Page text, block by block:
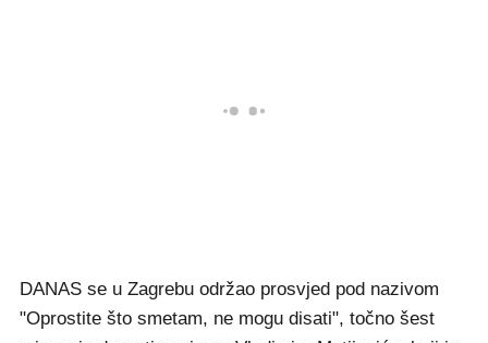
DANAS se u Zagrebu održao prosvjed pod nazivom
"Oprostite što smetam, ne mogu disati", točno šest